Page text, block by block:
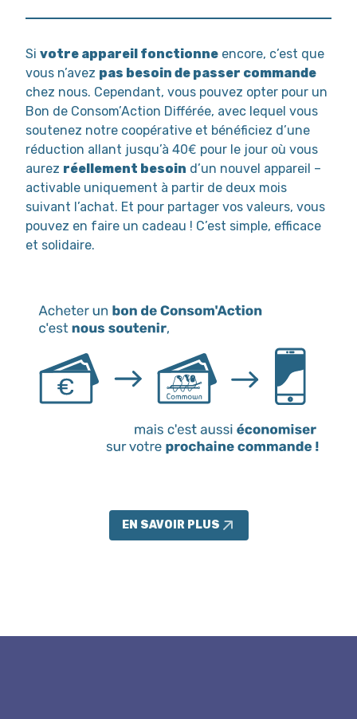
Si votre appareil fonctionne encore, c’est que
vous n’avez pas besoin de passer commande
chez nous. Cependant, vous pouvez opter pour un
Bon de Consom’Action Différée, avec lequel vous
soutenez notre coopérative et bénéficiez d’une
réduction allant jusqu’à 40€ pour le jour où vous
aurez réellement besoin d’un nouvel appareil –
activable uniquement à partir de deux mois
suivant l’achat. Et pour partager vos valeurs, vous
pouvez en faire un cadeau ! C’est simple, efficace
et solidaire.
EN SAVOIR PLUS